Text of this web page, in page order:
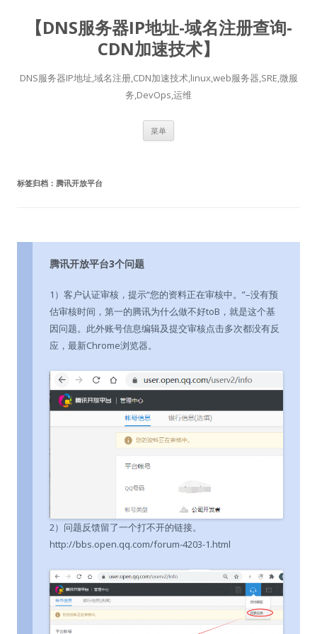
【DNS服务器IP地址-域名注册查询-
CDN加速技术】
DNS服务器IP地址,域名注册,CDN加速技术,linux,web服务器,SRE,微服
务,DevOps,运维
菜单
标签归档： 腾讯开放平台
腾讯开放平台3个问题
1）客户认证审核，提示“您的资料正在审核中。”–没有预
估审核时间，第一的腾讯为什么做不好toB，就是这个基
因问题。此外账号信息编辑及提交审核点击多次都没有反
应，最新Chrome浏览器。
2）问题反馈留了一个打不开的链接。
http://bbs.open.qq.com/forum-4203-1.html